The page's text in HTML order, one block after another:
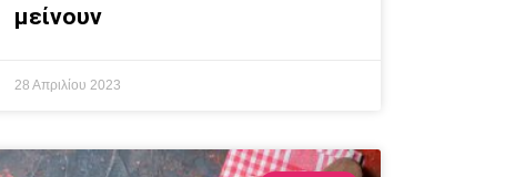
μείνουν
28 Απριλίου 2023